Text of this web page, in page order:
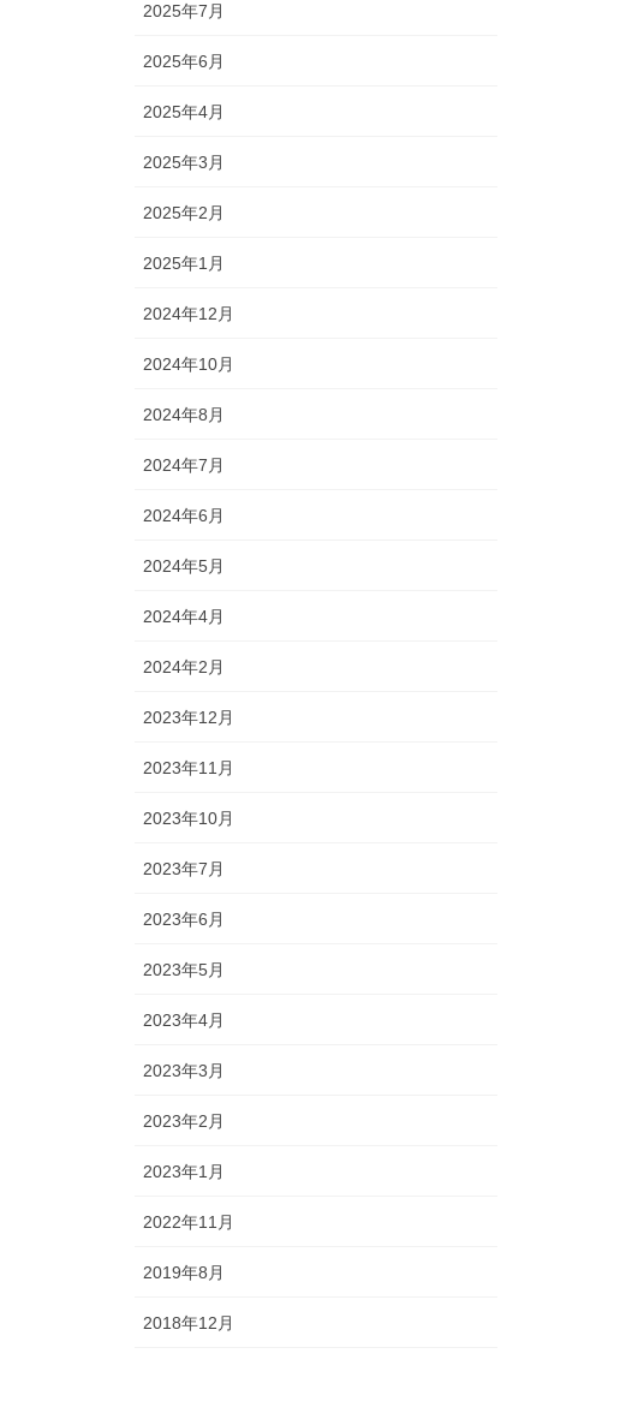
2025年7月
2025年6月
2025年4月
2025年3月
2025年2月
2025年1月
2024年12月
2024年10月
2024年8月
2024年7月
2024年6月
2024年5月
2024年4月
2024年2月
2023年12月
2023年11月
2023年10月
2023年7月
2023年6月
2023年5月
2023年4月
2023年3月
2023年2月
2023年1月
2022年11月
2019年8月
2018年12月